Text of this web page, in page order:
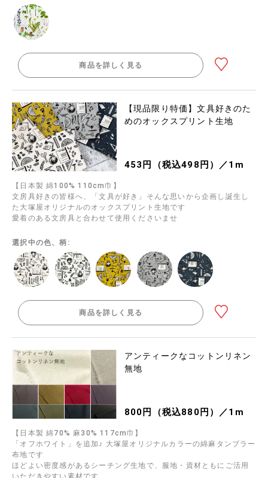
商品を詳しく見る
【現品限り特価】文具好きのた
めのオックスプリント生地
453円（税込498円）／1m
【日本製 綿100% 110cm巾】
文房具好きの皆様へ、「文具が好き」そんな思いから企画し誕生し
た大塚屋オリジナルのオックスプリント生地です
愛着のある文房具と合わせて使用くださいませ
選択中の色、柄:
商品を詳しく見る
アンティークなコットンリネン
無地
800円（税込880円）／1m
【日本製 綿70% 麻30% 117cm巾】
「オフホワイト」を追加♪ 大塚屋オリジナルカラーの綿麻タンブラー
布地です
ほどよい密度感があるシーチング生地で、服地・資材ともにご活用